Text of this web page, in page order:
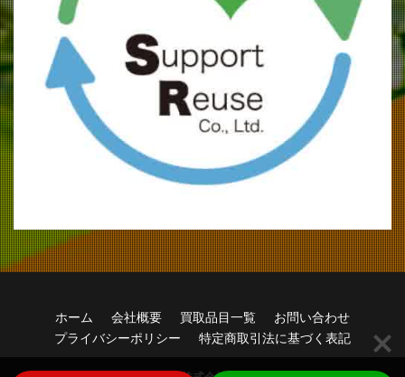
ホーム 会社概要 買取品目一覧
お問い合わせ
プライバシーポリシー
特定商取引法に基づく表記